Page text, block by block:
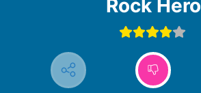
Rock Hero